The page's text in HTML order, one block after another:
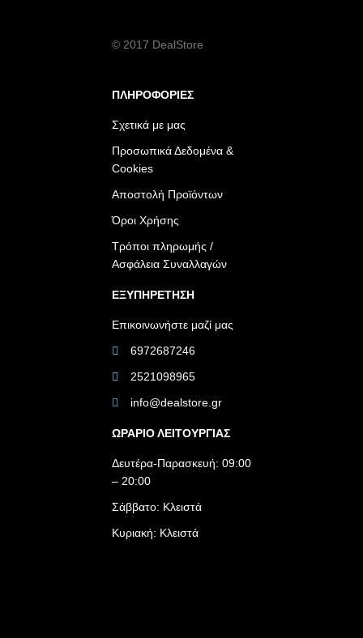
© 2017 DealStore
ΠΛΗΡΟΦΟΡΙΕΣ
Σχετικά με μας
Προσωπικά Δεδομένα &
Cookies
Αποστολή Προϊόντων
Όροι Χρήσης
Τρόποι πληρωμής /
Ασφάλεια Συναλλαγών
ΕΞΥΠΗΡΕΤΗΣΗ
Επικοινωνήστε μαζί μας
6972687246
2521098965
info@dealstore.gr
ΩΡΑΡΙΟ ΛΕΙΤΟΥΡΓΙΑΣ​
Δευτέρα-Παρασκευή: 09:00
– 20:00
Σάββατο: Κλειστά
Κυριακή: Κλειστά